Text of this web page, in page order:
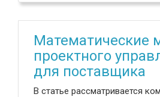
Математические
проектного
для поставщика
В статье рассматривается